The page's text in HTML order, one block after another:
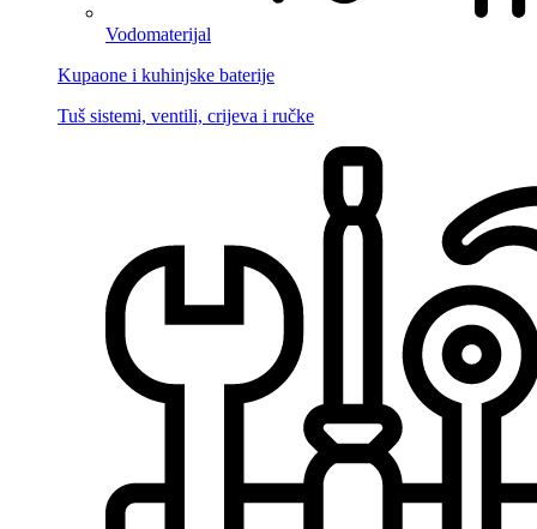
Vodomaterijal
Kupaone i kuhinjske baterije
Tuš sistemi, ventili, crijeva i ručke